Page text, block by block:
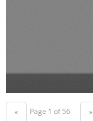
« Page 1 of 56 »